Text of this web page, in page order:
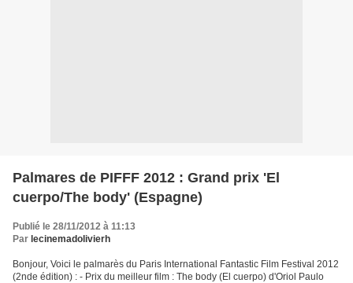
Palmares de PIFFF 2012 : Grand prix 'El
cuerpo/The body' (Espagne)
Publié le 28/11/2012 à 11:13
Par lecinemadolivierh
Bonjour, Voici le palmarès du Paris International Fantastic Film Festival 2012
(2nde édition) : - Prix du meilleur film : The body (El cuerpo) d'Oriol Paulo